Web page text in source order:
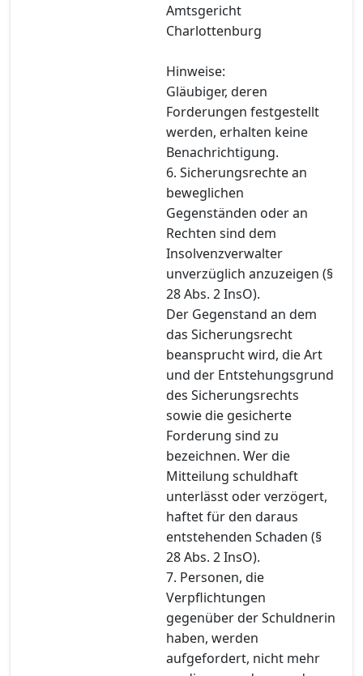
Amtsgericht
Charlottenburg
Hinweise:
Gläubiger, deren
Forderungen festgestellt
werden, erhalten keine
Benachrichtigung.
6. Sicherungsrechte an
beweglichen
Gegenständen oder an
Rechten sind dem
Insolvenzverwalter
unverzüglich anzuzeigen (§
28 Abs. 2 InsO).
Der Gegenstand an dem
das Sicherungsrecht
beansprucht wird, die Art
und der Entstehungsgrund
des Sicherungsrechts
sowie die gesicherte
Forderung sind zu
bezeichnen. Wer die
Mitteilung schuldhaft
unterlässt oder verzögert,
haftet für den daraus
entstehenden Schaden (§
28 Abs. 2 InsO).
7. Personen, die
Verpflichtungen
gegenüber der Schuldnerin
haben, werden
aufgefordert, nicht mehr